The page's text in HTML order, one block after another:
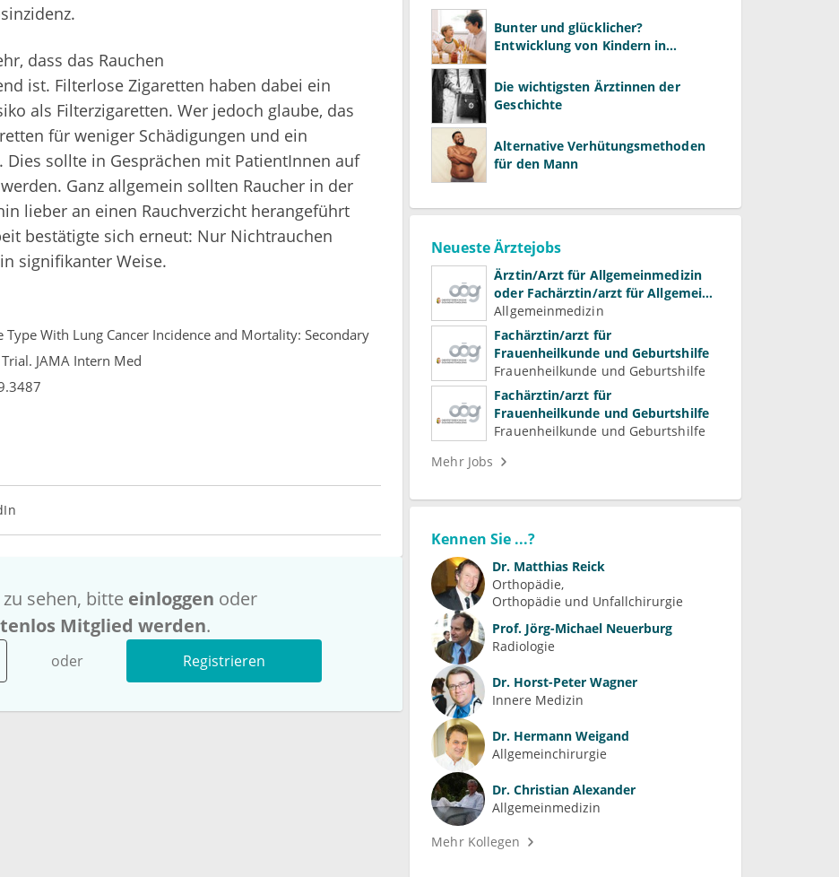
dass das Rauchen
ist. Filterlose Zigaretten haben dabei ein
als Filterzigaretten. Wer jedoch glaube, das
für weniger Schädigungen und ein
sollte in Gesprächen mit PatientInnen auf
Ganz allgemein sollten Raucher in der
lieber an einen Rauchverzicht herangeführt
bestätigte sich erneut: Nur Nichtrauchen
signifikanter Weise.
With Lung Cancer Incidence and Mortality: Secondary
JAMA Intern Med
sehen, bitte einloggen oder
Mitglied werden.
oder Registrieren
Bunter und glücklicher?
Entwicklung von Kindern in
Die wichtigsten Ärztinnen der
Geschichte
Alternative Verhütungsmethoden
für den Mann
Neueste Ärztejobs
Ärztin/Arzt für Allgemeinmedizin
oder Fachärztin/arzt für Allgemein-
und Familienmedizin für
Psychiatrie und
Psychotherapeutische Medizin
Allgemeinmedizin
Fachärztin/arzt für
Frauenheilkunde und Geburtshilfe
Frauenheilkunde und Geburtshilfe
Fachärztin/arzt für
Frauenheilkunde und Geburtshilfe
Frauenheilkunde und Geburtshilfe
Mehr Jobs
Kennen Sie ...?
Dr. Matthias Reick
Orthopädie
Orthopädie und Unfallchirurgie
Prof. Jörg-Michael Neuerburg
Radiologie
Dr. Horst-Peter Wagner
Innere Medizin
Dr. Hermann Weigand
Allgemeinchirurgie
Dr. Christian Alexander
Allgemeinmedizin
Mehr Kollegen